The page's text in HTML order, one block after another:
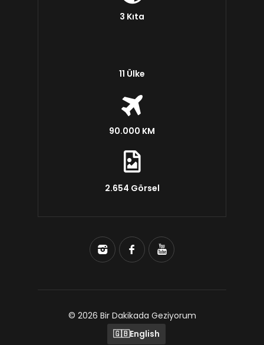
3 Kıta
11 Ülke
90.000 KM
2.654 Görsel
© 2026 Bir Dakikada Geziyorum
🇬🇧English